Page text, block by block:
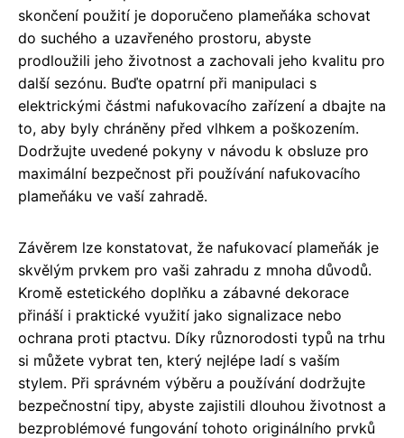
skončení použití je doporučeno plameňáka schovat
do suchého a uzavřeného prostoru, abyste
prodloužili jeho životnost a zachovali jeho kvalitu pro
další sezónu. Buďte opatrní při manipulaci s
elektrickými částmi nafukovacího zařízení a dbajte na
to, aby byly chráněny před vlhkem a poškozením.
Dodržujte uvedené pokyny v návodu k obsluze pro
maximální bezpečnost při používání nafukovacího
plameňáku ve vaší zahradě.
Závěrem lze konstatovat, že nafukovací plameňák je
skvělým prvkem pro vaši zahradu z mnoha důvodů.
Kromě estetického doplňku a zábavné dekorace
přináší i praktické využití jako signalizace nebo
ochrana proti ptactvu. Díky různorodosti typů na trhu
si můžete vybrat ten, který nejlépe ladí s vaším
stylem. Při správném výběru a používání dodržujte
bezpečnostní tipy, abyste zajistili dlouhou životnost a
bezproblémové fungování tohoto originálního prvků